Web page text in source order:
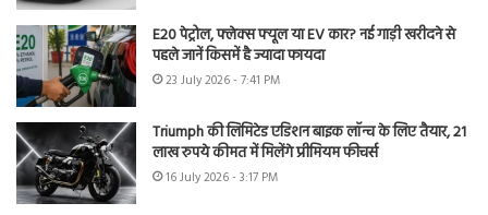
E20 पेट्रोल, फ्लेक्स फ्यूल या EV कार? नई गाड़ी खरीदने से
पहले जानें किसमें है ज्यादा फायदा
23 July 2026 - 7:41 PM
Triumph की लिमिटेड एडिशन बाइक लॉन्च के लिए तैयार, 21
लाख रुपये कीमत में मिलेंगे प्रीमियम फीचर्स
16 July 2026 - 3:17 PM